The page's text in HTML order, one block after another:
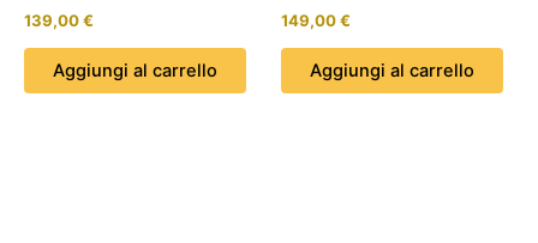
139,00€
Aggiungi al carrello
149,00€
Aggiungi al carrello